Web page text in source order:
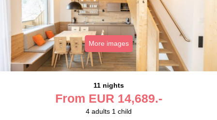
More images
11 nights
From EUR 14,689.-
4 adults 1 child